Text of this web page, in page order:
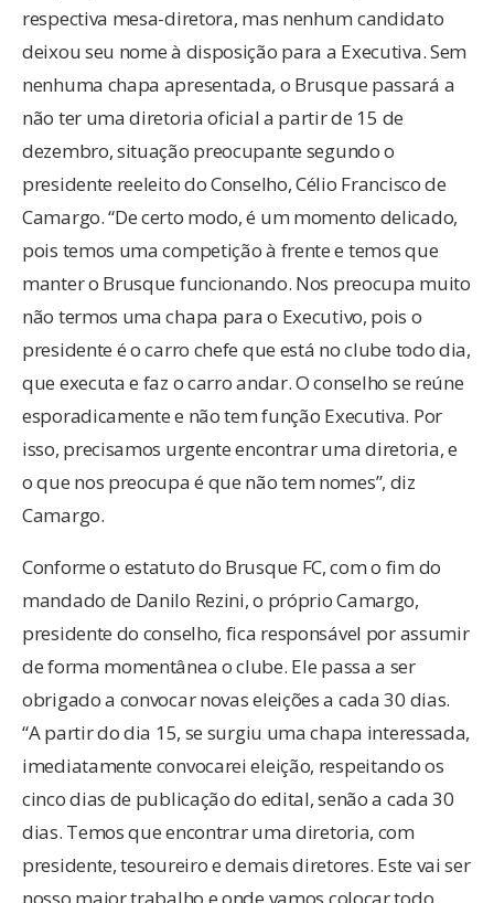
respectiva mesa-diretora, mas nenhum candidato
deixou seu nome à disposição para a Executiva. Sem
nenhuma chapa apresentada, o Brusque passará a
não ter uma diretoria oficial a partir de 15 de
dezembro, situação preocupante segundo o
presidente reeleito do Conselho, Célio Francisco de
Camargo. “De certo modo, é um momento delicado,
pois temos uma competição à frente e temos que
manter o Brusque funcionando. Nos preocupa muito
não termos uma chapa para o Executivo, pois o
presidente é o carro chefe que está no clube todo dia,
que executa e faz o carro andar. O conselho se reúne
esporadicamente e não tem função Executiva. Por
isso, precisamos urgente encontrar uma diretoria, e
o que nos preocupa é que não tem nomes”, diz
Camargo.
Conforme o estatuto do Brusque FC, com o fim do
mandado de Danilo Rezini, o próprio Camargo,
presidente do conselho, fica responsável por assumir
de forma momentânea o clube. Ele passa a ser
obrigado a convocar novas eleições a cada 30 dias.
“A partir do dia 15, se surgiu uma chapa interessada,
imediatamente convocarei eleição, respeitando os
cinco dias de publicação do edital, senão a cada 30
dias. Temos que encontrar uma diretoria, com
presidente, tesoureiro e demais diretores. Este vai ser